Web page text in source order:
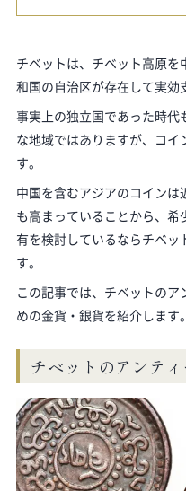
チベットは、チベット高原を
和国の自治区が存在して実効
事実上の独立国であった時代
な地域ではありますが、コイ
す。
中国を含むアジアのコインは
も高まっていることから、希
有を検討しているならチベッ
す。
この記事では、チベットのア
めの金貨・銀貨を紹介します。
チベットのアンテ